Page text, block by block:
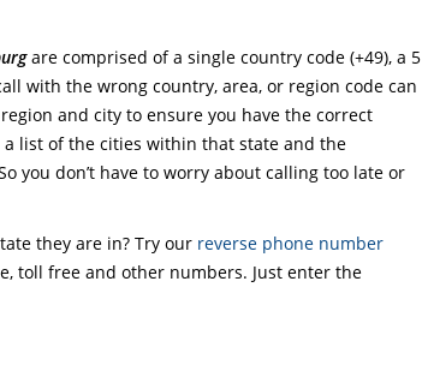
are comprised of a single country code (+49), a 5
with the wrong country, area, or region code can
and city to ensure you have the correct
list of the cities within that state and the
you don’t have to worry about calling too late or
they are in? Try our reverse phone number
toll free and other numbers. Just enter the